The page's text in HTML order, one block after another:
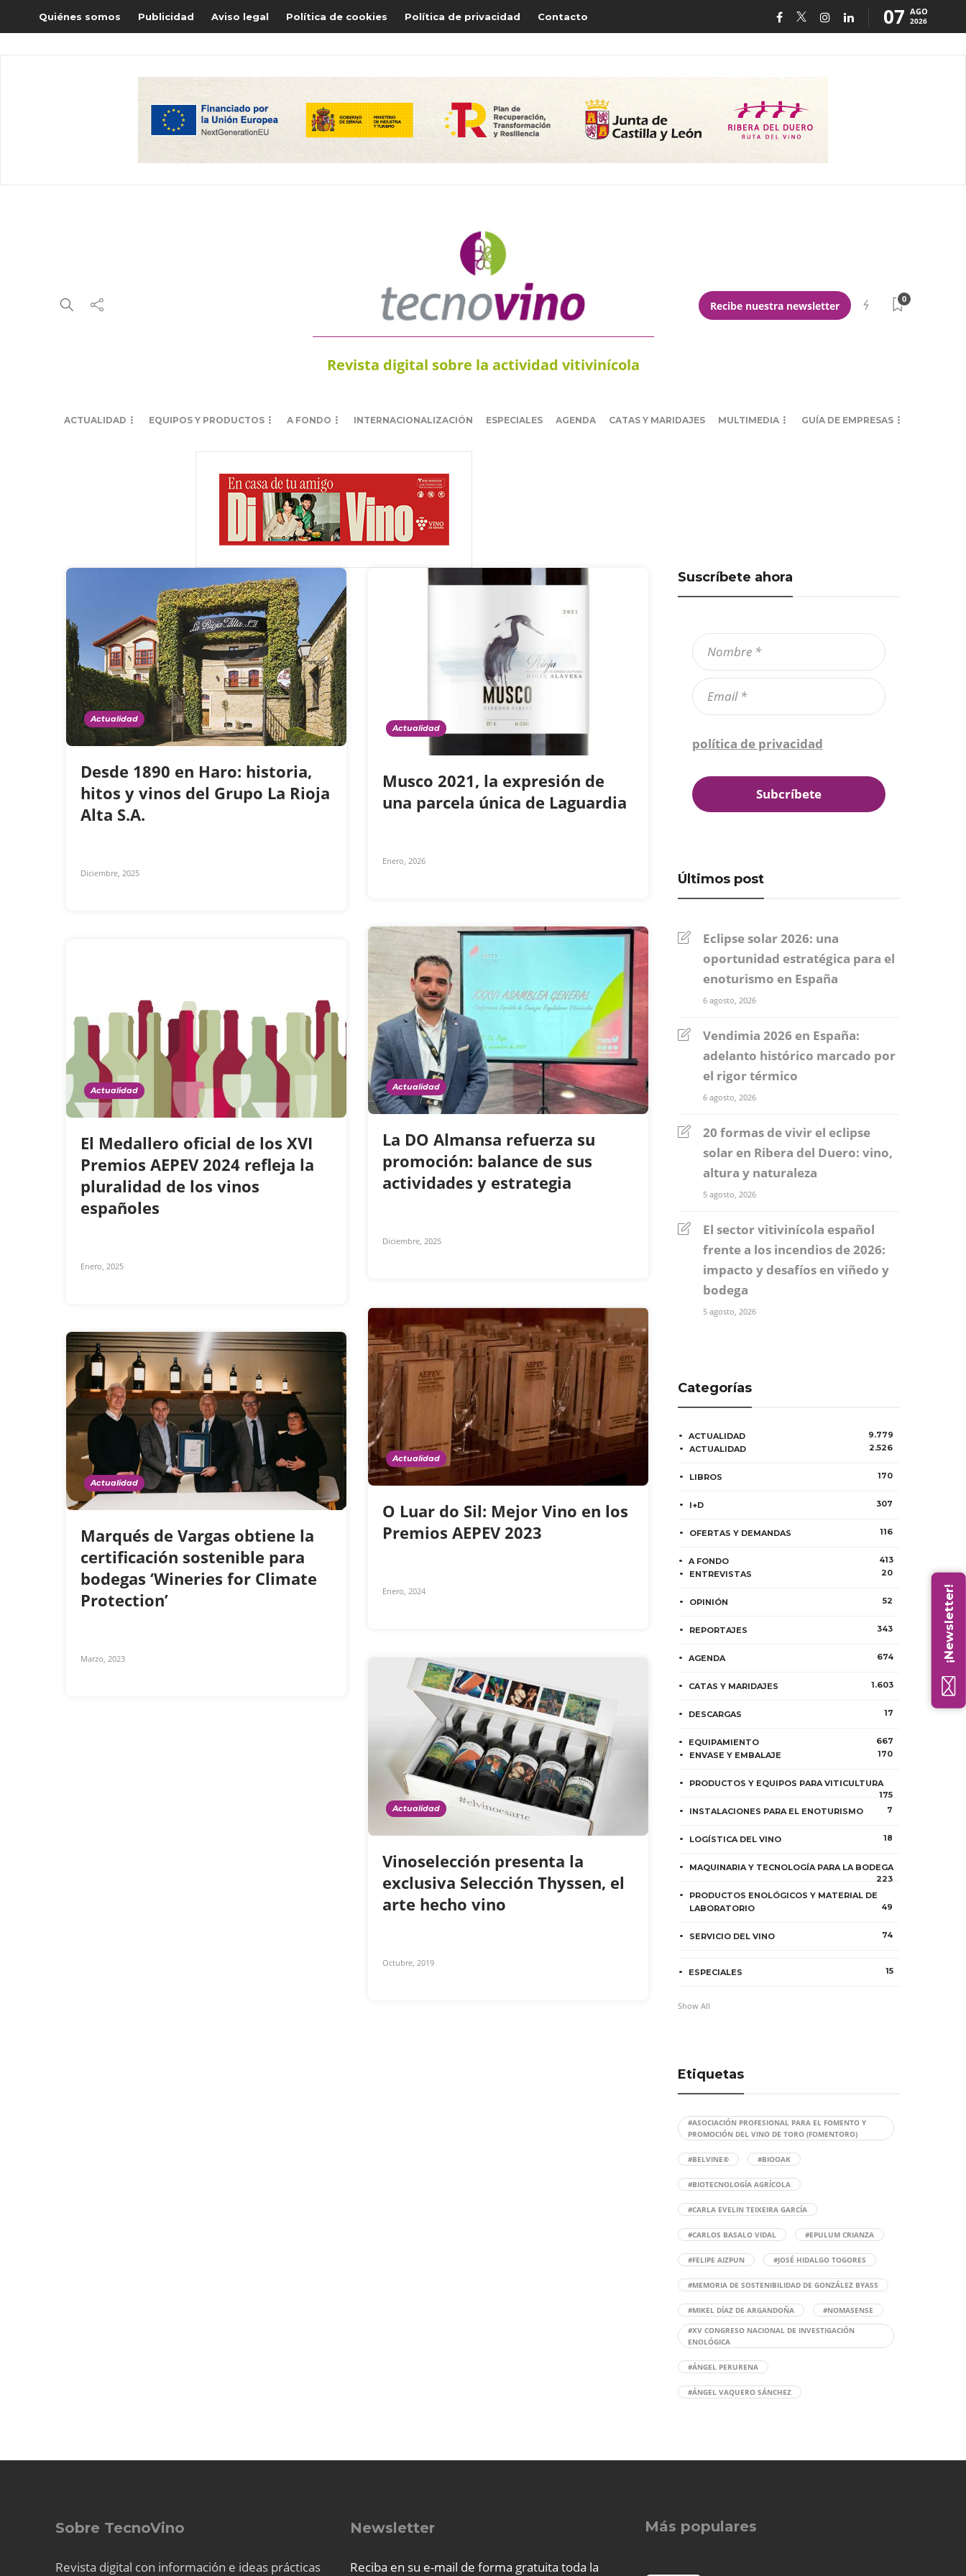
Quiénes somos Publicidad Aviso legal Política de cookies Política de privacidad Contacto 07 AGO
2026
Revista digital sobre la actividad vitivinícola
Recibe nuestra newsletter
0
ACTUALIDAD EQUIPOS Y PRODUCTOS A FONDO INTERNACIONALIZACIÓN ESPECIALES AGENDA CATAS Y MARIDAJES MULTIMEDIA GUÍA DE EMPRESAS
Actualidad
Desde 1890 en Haro: historia,
hitos y vinos del Grupo La Rioja
Alta S.A.
Diciembre, 2025
Actualidad
Musco 2021, la expresión de
una parcela única de Laguardia
Enero, 2026
Actualidad
La DO Almansa refuerza su
promoción: balance de sus
actividades y estrategia
Diciembre, 2025
Actualidad
El Medallero oficial de los XVI
Premios AEPEV 2024 refleja la
pluralidad de los vinos
españoles
Enero, 2025
Actualidad
O Luar do Sil: Mejor Vino en los
Premios AEPEV 2023
Enero, 2024
Actualidad
Marqués de Vargas obtiene la
certificación sostenible para
bodegas ‘Wineries for Climate
Protection’
Marzo, 2023
Actualidad
Vinoselección presenta la
exclusiva Selección Thyssen, el
arte hecho vino
Octubre, 2019
Suscríbete ahora
política de privacidad
Últimos post
Eclipse solar 2026: una
oportunidad estratégica para el
enoturismo en España
6 agosto, 2026
Vendimia 2026 en España:
adelanto histórico marcado por
el rigor térmico
6 agosto, 2026
20 formas de vivir el eclipse
solar en Ribera del Duero: vino,
altura y naturaleza
5 agosto, 2026
El sector vitivinícola español
frente a los incendios de 2026:
impacto y desafíos en viñedo y
bodega
5 agosto, 2026
Categorías
ACTUALIDAD
9.779
ACTUALIDAD
2.526
LIBROS 170
I+D 307
OFERTAS Y DEMANDAS 116
A FONDO
413
ENTREVISTAS
20
OPINIÓN 52
REPORTAJES 343
AGENDA 674
CATAS Y MARIDAJES 1.603
DESCARGAS 17
EQUIPAMIENTO
667
ENVASE Y EMBALAJE
170
PRODUCTOS Y EQUIPOS PARA VITICULTURA
175
INSTALACIONES PARA EL ENOTURISMO
7
LOGÍSTICA DEL VINO 18
MAQUINARIA Y TECNOLOGÍA PARA LA BODEGA
223
PRODUCTOS ENOLÓGICOS Y MATERIAL DE
LABORATORIO
49
SERVICIO DEL VINO 74
ESPECIALES 15
Show All
Etiquetas
#ASOCIACIÓN PROFESIONAL PARA EL FOMENTO Y
PROMOCIÓN DEL VINO DE TORO (FOMENTORO)
#BELVINE® #BIOOAK
#BIOTECNOLOGÍA AGRÍCOLA
#CARLA EVELIN TEIXEIRA GARCÍA
#CARLOS BASALO VIDAL #EPULUM CRIANZA
#FELIPE AIZPUN #JOSÉ HIDALGO TOGORES
#MEMORIA DE SOSTENIBILIDAD DE GONZÁLEZ BYASS
#MIKEL DÍAZ DE ARGANDOÑA
#NOMASENSE
#XV CONGRESO NACIONAL DE INVESTIGACIÓN
ENOLÓGICA
#ÁNGEL PERURENA
#ÁNGEL VAQUERO SÁNCHEZ
Sobre TecnoVino
Revista digital con información e ideas prácticas
Newsletter
Reciba en su e-mail de forma gratuita toda la
Más populares
¡Newsletter!